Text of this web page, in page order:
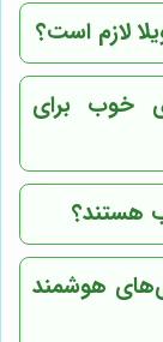
لازم است؟
خوب برای
هستند؟
هوشمند